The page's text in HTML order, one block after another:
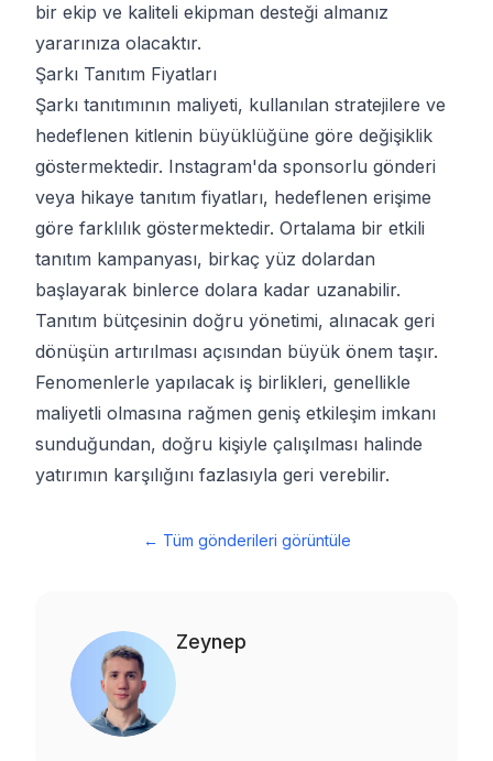
bir ekip ve kaliteli ekipman desteği almanız
yararınıza olacaktır.
Şarkı Tanıtım Fiyatları
Şarkı tanıtımının maliyeti, kullanılan stratejilere ve
hedeflenen kitlenin büyüklüğüne göre değişiklik
göstermektedir. Instagram'da sponsorlu gönderi
veya hikaye tanıtım fiyatları, hedeflenen erişime
göre farklılık göstermektedir. Ortalama bir etkili
tanıtım kampanyası, birkaç yüz dolardan
başlayarak binlerce dolara kadar uzanabilir.
Tanıtım bütçesinin doğru yönetimi, alınacak geri
dönüşün artırılması açısından büyük önem taşır.
Fenomenlerle yapılacak iş birlikleri, genellikle
maliyetli olmasına rağmen geniş etkileşim imkanı
sunduğundan, doğru kişiyle çalışılması halinde
yatırımın karşılığını fazlasıyla geri verebilir.
← Tüm gönderileri görüntüle
Zeynep